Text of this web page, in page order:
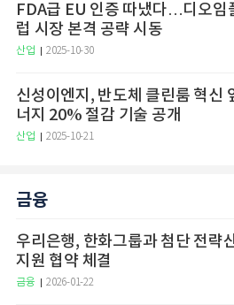
FDA급 EU 인증 따냈다…디오임
럽 시장 본격 공략 시동
산업 2025-10-30
신성이엔지, 반도체 클린룸 혁신
너지 20% 절감 기술 공개
산업 2025-10-21
금융
우리은행, 한화그룹과 첨단 전략
지원 협약 체결
금융 2026-01-22